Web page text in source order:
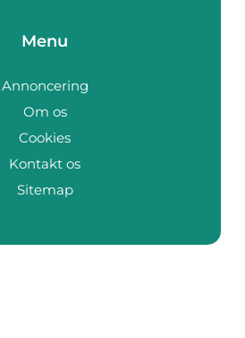
Menu
Annoncering
Om os
Cookies
Kontakt os
Sitemap